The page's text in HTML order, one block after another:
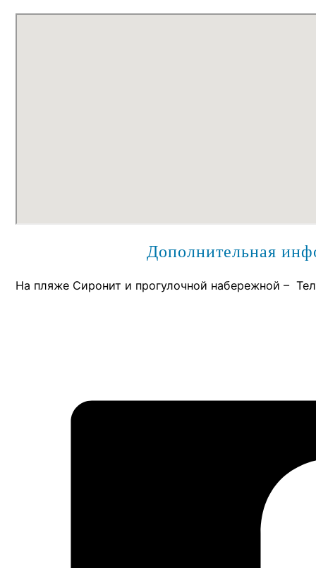
Дополнительная
На пляже Сиронит и прогулочной набережной –